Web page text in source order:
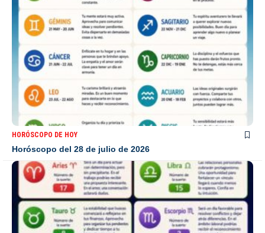
HORÓSCOPO DE HOY
Horóscopo del 28 de julio de 2026